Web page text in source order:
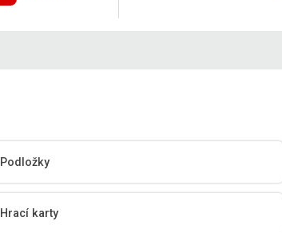
Podložky
Hrací karty